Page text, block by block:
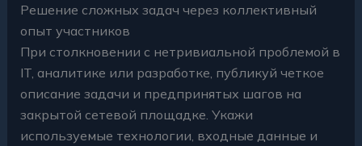
Решение сложных задач через коллективный
опыт участников
При столкновении с нетривиальной проблемой в
IT, аналитике или разработке, публикуй четкое
описание задачи и предпринятых шагов на
закрытой сетевой площадке. Укажи
используемые технологии, входные данные и